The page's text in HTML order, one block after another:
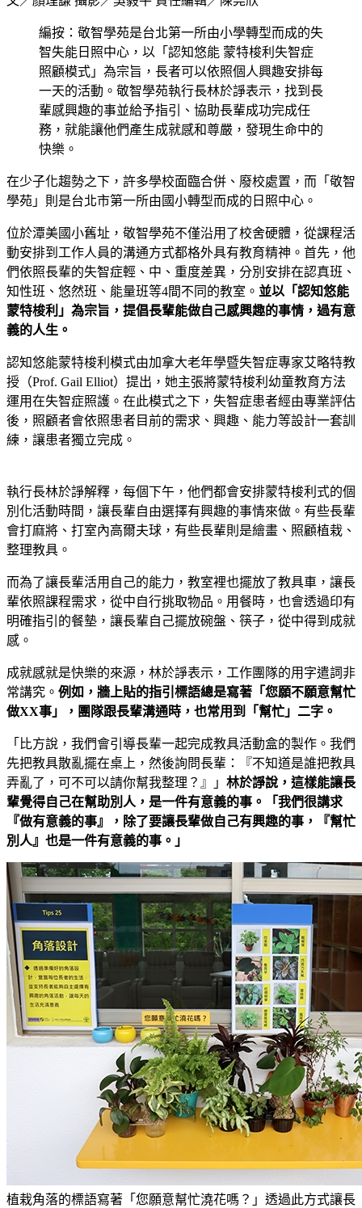
編按：敬智學苑是台北第一所由小學轉型而成的失
智失能日照中心，以「認知悠能 蒙特梭利失智症
照顧模式」為宗旨，長者可以依照個人興趣安排每
一天的活動。敬智學苑執行長林於諍表示，找到長
輩感興趣的事並給予指引、協助長輩成功完成任
務，就能讓他們產生成就感和尊嚴，發現生命中的
快樂。
在少子化趨勢之下，許多學校面臨合併、廢校處置，而「敬智
學苑」則是台北市第一所由國小轉型而成的日照中心。
位於潭美國小舊址，敬智學苑不僅沿用了校舍硬體，從課程活
動安排到工作人員的溝通方式都格外具有教育精神。首先，他
們依照長輩的失智症輕、中、重度差異，分別安排在認真班、
知性班、悠然班、能量班等4間不同的教室。 並以「認知悠能
蒙特梭利」為宗旨，提倡長輩能做自己感興趣的事情，過有意
義的人生。
認知悠能蒙特梭利模式由加拿大老年學暨失智症專家艾略特教
授（Prof. Gail Elliot）提出，她主張將蒙特梭利幼童教育方法
運用在失智症照護。在此模式之下，失智症患者經由專業評估
後，照顧者會依照患者目前的需求、興趣、能力等設計一套訓
練，讓患者獨立完成。
執行長林於諍解釋，每個下午，他們都會安排蒙特梭利式的個
別化活動時間，讓長輩自由選擇有興趣的事情來做。有些長輩
會打麻將、打室內高爾夫球，有些長輩則是繪畫、照顧植栽、
整理教具。
而為了讓長輩活用自己的能力，教室裡也擺放了教具車，讓長
輩依照課程需求，從中自行挑取物品。用餐時，也會透過印有
明確指引的餐墊，讓長輩自己擺放碗盤、筷子，從中得到成就
感。
成就感就是快樂的來源，林於諍表示，工作團隊的用字遣詞非
常講究。 例如，牆上貼的指引標語總是寫著「您願不願意幫忙
做XX事」，團隊跟長輩溝通時，也常用到「幫忙」二字。
「比方說，我們會引導長輩一起完成教具活動盒的製作。我們
先把教具散亂擺在桌上，然後詢問長輩：『不知道是誰把教具
弄亂了，可不可以請你幫我整理？』」 林於諍說，這樣能讓長
輩覺得自己在幫助別人，是一件有意義的事。「我們很講求
『做有意義的事』，除了要讓長輩做自己有興趣的事，『幫忙
別人』也是一件有意義的事。」
植栽角落的標語寫著「您願意幫忙澆花嗎？」透過此方式讓長